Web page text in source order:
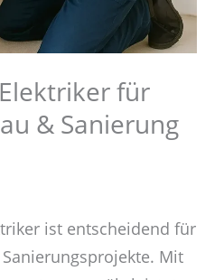
für
& Sanierung
ist entscheidend für
Mit